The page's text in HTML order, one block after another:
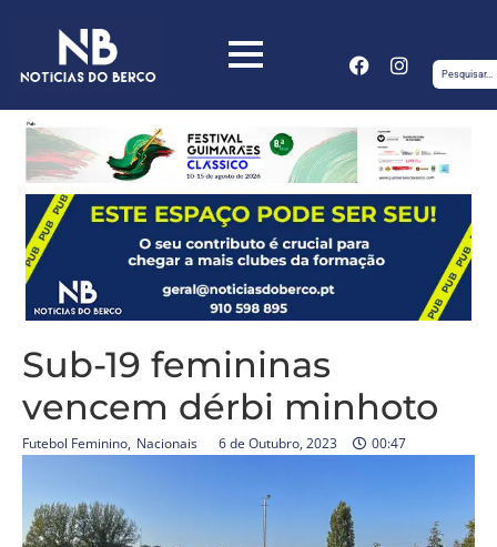
Sub-19 femininas
vencem dérbi minhoto
Futebol Feminino, Nacionais 6 de Outubro, 2023 00:47